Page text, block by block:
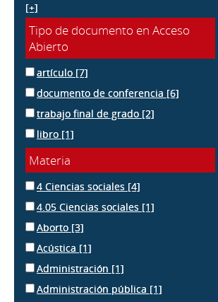
[+]
Tipo de documento en Acceso
Abierto
artículo [7]
documento de conferencia [6]
trabajo final de grado [2]
libro [1]
Materia
4 Ciencias sociales [4]
4.05 Ciencias sociales [1]
Aborto [3]
Acústica [1]
Administración [1]
Administración pública [1]